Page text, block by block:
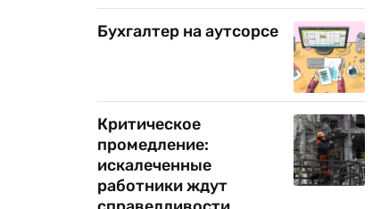
Бухгалтер на аутсорсе
Критическое
промедление:
искалеченные
работники ждут